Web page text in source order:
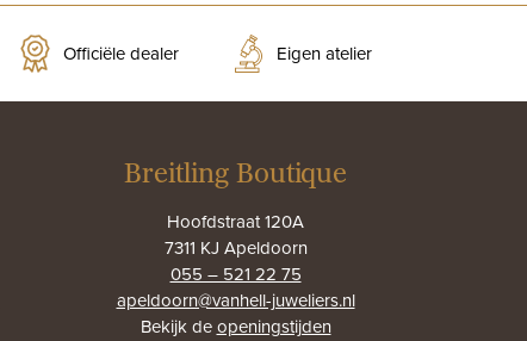
Officiële dealer Eigen atelier
Breitling Boutique
Hoofdstraat 120A
7311 KJ Apeldoorn
055 – 521 22 75
apeldoorn@vanhell-juweliers.nl
Bekijk deopeningstijden